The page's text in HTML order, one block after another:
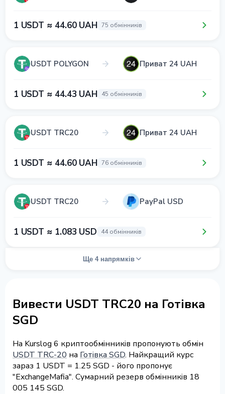
1 USDT ≈ 44.60 UAH 75 обмінників
USDT POLYGON Приват 24 UAH
1 USDT ≈ 44.43 UAH 45 обмінників
USDT TRC20 Приват 24 UAH
1 USDT ≈ 44.60 UAH 76 обмінників
USDT TRC20 PayPal USD
1 USDT ≈ 1.083 USD 44 обмінників
Ще 4 напрямків
Вивести USDT TRC20 на Готівка
SGD
На Kurslog 6 криптообмінників пропонують обмін
USDT TRC-20 на Готівка SGD. Найкращий курс
зараз 1 USDT = 1.25 SGD - його пропонує
"ExchangeMafia". Сумарний резерв обмінників 18
005 145 SGD.